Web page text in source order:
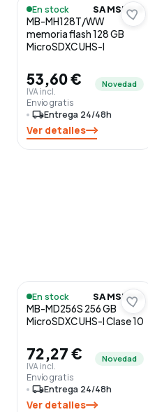
En stock SAMSUNG
MB-MH128T/WW
memoria flash 128 GB
MicroSDXC UHS-I
53,60 €
IVA incl.
Novedad
Envío gratis
local_shippingEntrega 24/48h
Ver detalles
En stock SAMSUNG
MB-MD256S 256 GB
MicroSDXC UHS-I Clase 10
72,27 €
IVA incl.
Novedad
Envío gratis
local_shippingEntrega 24/48h
Ver detalles